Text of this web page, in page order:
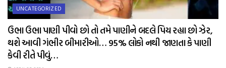
UNCATEGORIZED
ઉભા ઉભા પાણી પીવો છો તો તમે પાણીને બદલે પિય રહ્યા છો ઝેર,
થશે આવી ગંભીર બીમારીઓ… 95% લોકો નથી જાણતા કે પાણી
કેવી રીતે પીવું…